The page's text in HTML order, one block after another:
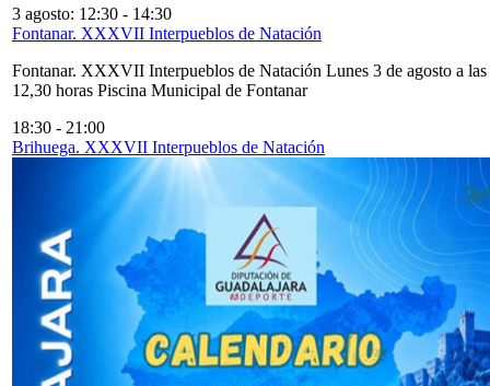
3 agosto: 12:30 - 14:30
Fontanar. XXXVII Interpueblos de Natación
Fontanar. XXXVII Interpueblos de Natación Lunes 3 de agosto a las
12,30 horas Piscina Municipal de Fontanar
18:30 - 21:00
Brihuega. XXXVII Interpueblos de Natación